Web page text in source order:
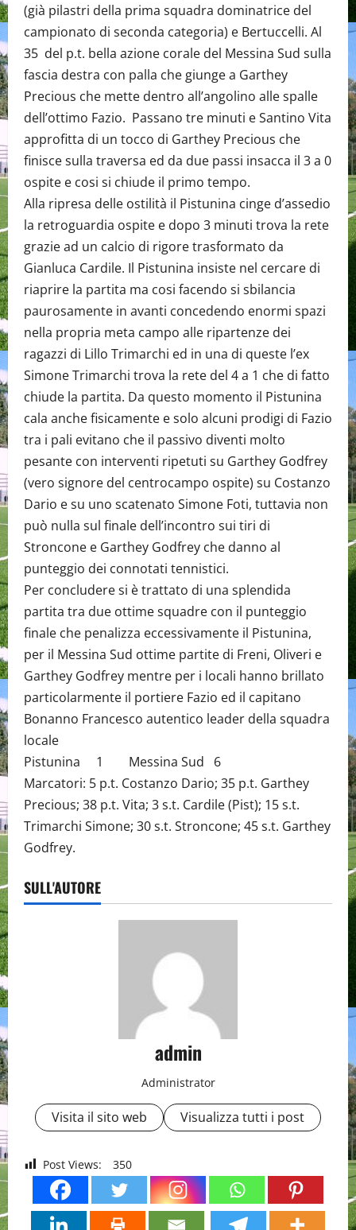
(già pilastri della prima squadra dominatrice del
campionato di seconda categoria) e Bertuccelli. Al
35 del p.t. bella azione corale del Messina Sud sulla
fascia destra con palla che giunge a Garthey
Precious che mette dentro all’angolino alle spalle
dell’ottimo Fazio. Passano tre minuti e Santino Vita
approfitta di un tocco di Garthey Precious che
finisce sulla traversa ed da due passi insacca il 3 a 0
ospite e cosi si chiude il primo tempo.
Alla ripresa delle ostilità il Pistunina cinge d’assedio
la retroguardia ospite e dopo 3 minuti trova la rete
grazie ad un calcio di rigore trasformato da
Gianluca Cardile. Il Pistunina insiste nel cercare di
riaprire la partita ma cosi facendo si sbilancia
paurosamente in avanti concedendo enormi spazi
nella propria meta campo alle ripartenze dei
ragazzi di Lillo Trimarchi ed in una di queste l’ex
Simone Trimarchi trova la rete del 4 a 1 che di fatto
chiude la partita. Da questo momento il Pistunina
cala anche fisicamente e solo alcuni prodigi di Fazio
tra i pali evitano che il passivo diventi molto
pesante con interventi ripetuti su Garthey Godfrey
(vero signore del centrocampo ospite) su Costanzo
Dario e su uno scatenato Simone Foti, tuttavia non
può nulla sul finale dell’incontro sui tiri di
Stroncone e Garthey Godfrey che danno al
punteggio dei connotati tennistici.
Per concludere si è trattato di una splendida
partita tra due ottime squadre con il punteggio
finale che penalizza eccessivamente il Pistunina,
per il Messina Sud ottime partite di Freni, Oliveri e
Garthey Godfrey mentre per i locali hanno brillato
particolarmente il portiere Fazio ed il capitano
Bonanno Francesco autentico leader della squadra
locale
Pistunina 1 Messina Sud 6
Marcatori: 5 p.t. Costanzo Dario; 35 p.t. Garthey
Precious; 38 p.t. Vita; 3 s.t. Cardile (Pist); 15 s.t.
Trimarchi Simone; 30 s.t. Stroncone; 45 s.t. Garthey
Godfrey.
SULL'AUTORE
admin
Administrator
Visita il sito web Visualizza tutti i post
Post Views: 350